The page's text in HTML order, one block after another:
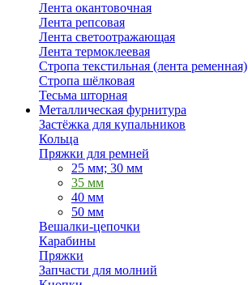
Лента окантовочная
Лента репсовая
Лента светоотражающая
Лента термоклеевая
Стропа текстильная (лента ременная)
Стропа шёлковая
Тесьма шторная
Металлическая фурнитура
Застёжка для купальников
Кольца
Пряжки для ремней
25 мм; 30 мм
35 мм
40 мм
50 мм
Вешалки-цепочки
Карабины
Пряжки
Запчасти для молний